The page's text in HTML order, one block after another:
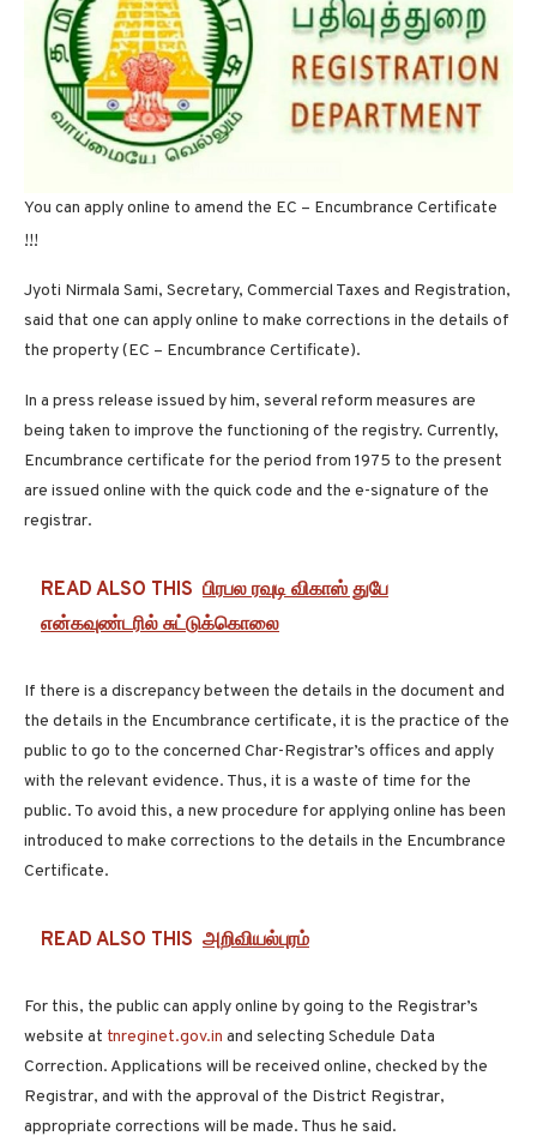
You can apply online to amend the EC – Encumbrance Certificate
!!!
Jyoti Nirmala Sami, Secretary, Commercial Taxes and Registration,
said that one can apply online to make corrections in the details of
the property (EC – Encumbrance Certificate).
In a press release issued by him, several reform measures are
being taken to improve the functioning of the registry. Currently,
Encumbrance certificate for the period from 1975 to the present
are issued online with the quick code and the e-signature of the
registrar.
READ ALSO THIS பிரபல ரவுடி விகாஸ் துபே
என்கவுண்டரில் சுட்டுக்கொலை
If there is a discrepancy between the details in the document and
the details in the Encumbrance certificate, it is the practice of the
public to go to the concerned Char-Registrar’s offices and apply
with the relevant evidence. Thus, it is a waste of time for the
public. To avoid this, a new procedure for applying online has been
introduced to make corrections to the details in the Encumbrance
Certificate.
READ ALSO THIS அறிவியல்புரம்
For this, the public can apply online by going to the Registrar’s
website at tnreginet.gov.in and selecting Schedule Data
Correction. Applications will be received online, checked by the
Registrar, and with the approval of the District Registrar,
appropriate corrections will be made. Thus he said.